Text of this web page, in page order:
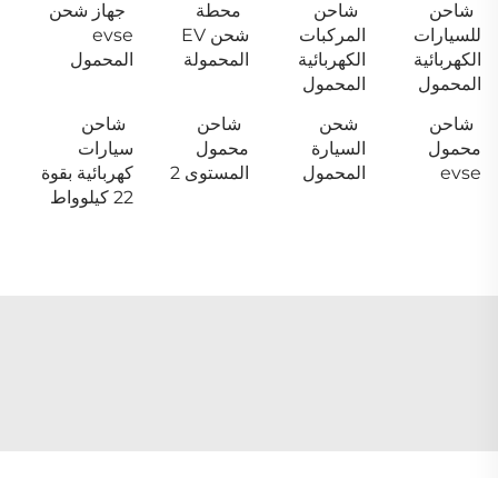
شاحن
للسيارات
الكهربائية
المحمول
شاحن
المركبات
الكهربائية
المحمول
محطة
شحن EV
المحمولة
جهاز شحن
evse
المحمول
شاحن
محمول
evse
شحن
السيارة
المحمول
شاحن
محمول
المستوى 2
شاحن
سيارات
كهربائية بقوة
22 كيلوواط